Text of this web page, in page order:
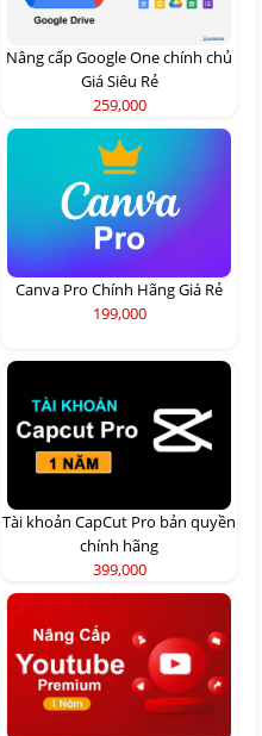
Nâng cấp Google One chính chủ
Giá Siêu Rẻ
259,000
Canva Pro Chính Hãng Giá Rẻ
199,000
Tài khoản CapCut Pro bản quyền
chính hãng
399,000